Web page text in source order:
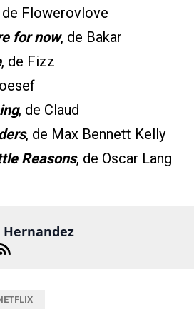
de Flowerovlove
for now, de Bakar
, de Fizz
, de Claud
, de Max Bennett Kelly
Reasons, de Oscar Lang
Hernandez